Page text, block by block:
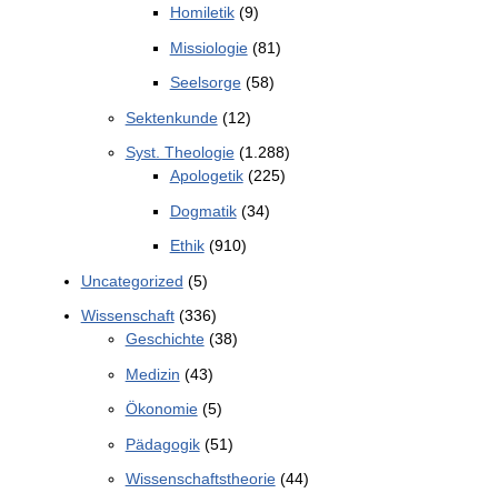
Homiletik(9)
Missiologie(81)
Seelsorge(58)
Sektenkunde(12)
Syst. Theologie(1.288)
Apologetik(225)
Dogmatik(34)
Ethik(910)
Uncategorized (5)
Wissenschaft(336)
Geschichte(38)
Medizin (43)
Ökonomie(5)
Pädagogik(51)
Wissenschaftstheorie(44)